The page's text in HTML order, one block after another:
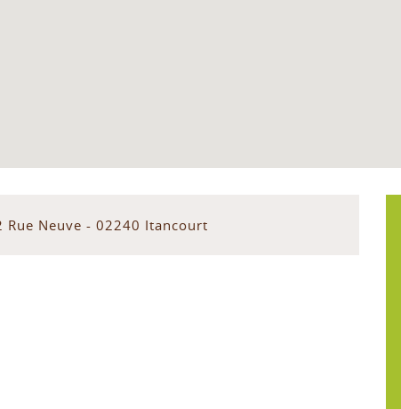
Rue Neuve - 02240 Itancourt